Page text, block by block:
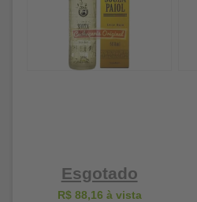
Esgotado
R$ 88,16 à vista